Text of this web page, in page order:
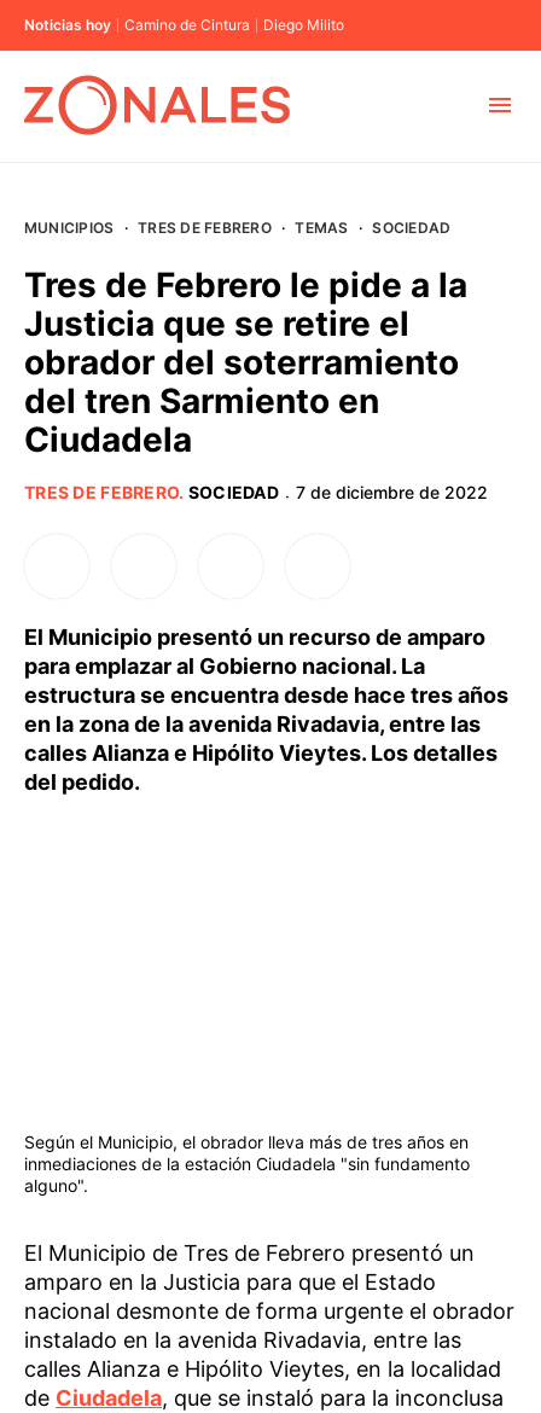
Noticias hoy Camino de Cintura Diego Milito
BUENOS AIRES
PROVINCIAS
MUNICIPIOS · TRES DE FEBRERO · TEMAS · SOCIEDAD
Tres de Febrero le pide a la
Justicia que se retire el
obrador del soterramiento
del tren Sarmiento en
Ciudadela
TRES DE FEBRERO. SOCIEDAD · 7 de diciembre de 2022
El Municipio presentó un recurso de amparo
para emplazar al Gobierno nacional. La
estructura se encuentra desde hace tres años
en la zona de la avenida Rivadavia, entre las
calles Alianza e Hipólito Vieytes. Los detalles
del pedido.
Según el Municipio, el obrador lleva más de tres años en
inmediaciones de la estación Ciudadela "sin fundamento
alguno".
El Municipio de Tres de Febrero presentó un
amparo en la Justicia para que el Estado
nacional desmonte de forma urgente el obrador
instalado en la avenida Rivadavia, entre las
calles Alianza e Hipólito Vieytes, en la localidad
de Ciudadela, que se instaló para la inconclusa